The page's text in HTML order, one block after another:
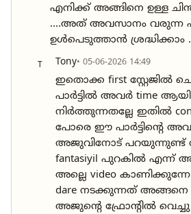
എനിക്ക് അങ്ങിനെ ഉള്ള
....അത് അവസാനം വരുന്ന
ഉൾപെടുത്താൻ ശ്രദ്ധിക്കാം
T Tony• 05-06-2026 14:49
ഇതൊക്ക first സ്റ്റേജിൽ
പാർട്ടിൽ അവർ time
നിർത്തുന്നതല്ലേ ഇതിൽ
പോരെ ഈ പാർട്ടിന്റെ
അജുവിനോട്
fantasiyil പുറകിൽ എന്ന്
അല്ലെ video
dare നടക്കുന്നത്
അജുന്റെ ഫ്രോന്റിൽ വെച്ചു